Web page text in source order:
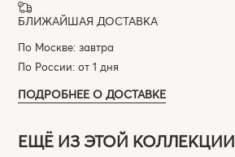
БЛИЖАЙШАЯ ДОСТАВКА
По Москве: завтра
По России: от 1 дня
ПОДРОБНЕЕ О ДОСТАВКЕ
ЕЩЁ ИЗ ЭТОЙ КОЛЛЕКЦИИ